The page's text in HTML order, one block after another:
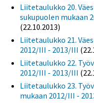
Liitetaulukko 20.
sukupuolen mukaan
(22.10.2013)
Liitetaulukko 21.
2012/III - 2013/III
Liitetaulukko 22.
2012/III - 2013/III
Liitetaulukko 23.
mukaan 2012/III -